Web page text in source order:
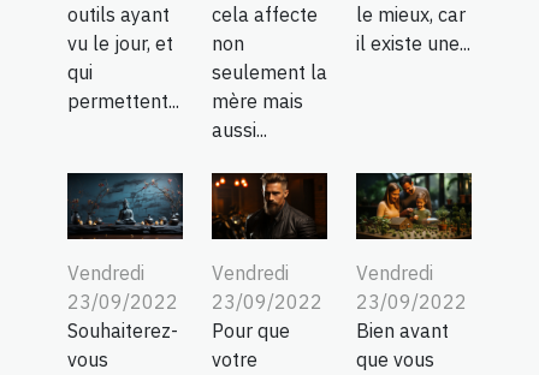
outils ayant
vu le jour, et
qui
permettent...
cela affecte
non
seulement la
mère mais
aussi...
le mieux, car
il existe une...
Vendredi
23/09/2022
Souhaiterez-
vous
Vendredi
23/09/2022
Pour que
votre
Vendredi
23/09/2022
Bien avant
que vous